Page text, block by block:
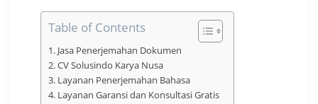
Table of Contents
Jasa Penerjemahan Dokumen
CV Solusindo Karya Nusa
Layanan Penerjemahan Bahasa
Layanan Garansi dan Konsultasi Gratis